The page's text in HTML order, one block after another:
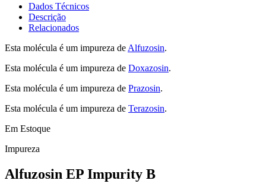
Dados Técnicos
Descrição
Relacionados
Esta molécula é um impureza de Alfuzosin.
Esta molécula é um impureza de Doxazosin.
Esta molécula é um impureza de Prazosin.
Esta molécula é um impureza de Terazosin.
Em Estoque
Impureza
Alfuzosin EP Impurity B